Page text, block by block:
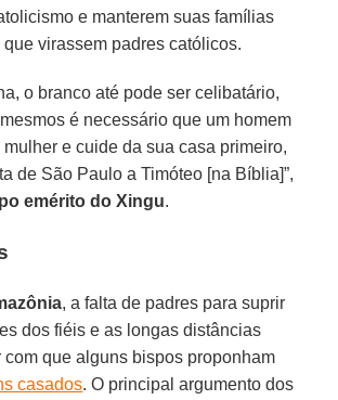
e manterem suas famílias
virassem padres católicos.
o branco até pode ser celibatário,
é necessário que um homem
e cuide da sua casa primeiro,
de São Paulo a Timóteo [na Bíblia]”,
emérito do Xingu.
, a falta de padres para suprir
dos fiéis e as longas distâncias
com que alguns bispos proponham
casados. O principal argumento dos